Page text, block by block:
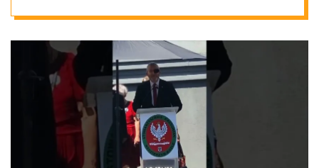
ego przeglądu
technicznego!